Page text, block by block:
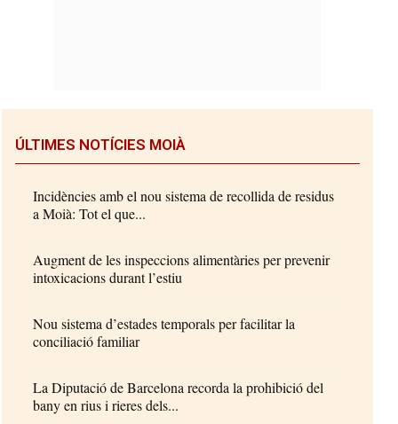
ÚLTIMES NOTÍCIES MOIÀ
Incidències amb el nou sistema de recollida de residus
a Moià: Tot el que...
Augment de les inspeccions alimentàries per prevenir
intoxicacions durant l’estiu
Nou sistema d’estades temporals per facilitar la
conciliació familiar
La Diputació de Barcelona recorda la prohibició del
bany en rius i rieres dels...